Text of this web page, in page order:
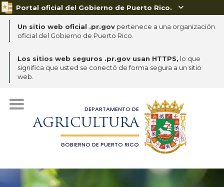
Portal oficial del Gobierno de Puerto Rico. 
Un sitio web oficial .pr.govpertenece a una organización
oficial del Gobierno de Puerto Rico.
Los sitios web seguros .pr.gov usan HTTPS, lo que
significa que usted se conectó de forma segura a un sitio
web.
DEPARTAMENTO DE
AGRICULTURA
GOBIERNO DE PUERTO RICO